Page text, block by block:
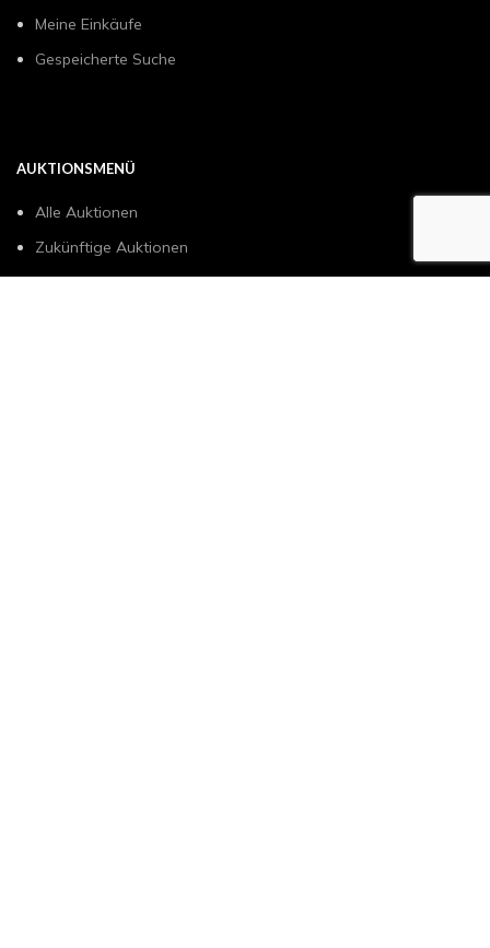
Meine Einkäufe
Gespeicherte Suche
AUKTIONSMENÜ
Alle Auktionen
Zukünftige Auktionen
Verkaufen Sie mit uns